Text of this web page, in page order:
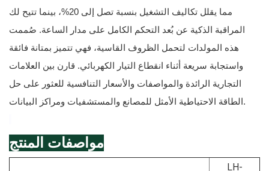
مما يقلل تكاليف التشغيل بنسبة تصل إلى 20%، بينما تتيح لك
المراقبة الذكية عن بُعد التحكم الكامل على مدار الساعة. صُممت
هذه المولدات لتحمل الظروف القاسية، فهي تتميز بمتانة فائقة
واستجابة سريعة أثناء انقطاع التيار الكهربائي. قارن بين العلامات
التجارية الرائدة والمواصفات والأسعار التنافسية للعثور على حل
الطاقة الاحتياطية الأمثل للمصانع والمستشفيات ومراكز البيانات.
مواصفات المنتج
LH-